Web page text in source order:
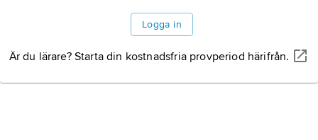
Information om artikeln
Logga in
Är du lärare? Starta din kostnadsfria provperiod härifrån.